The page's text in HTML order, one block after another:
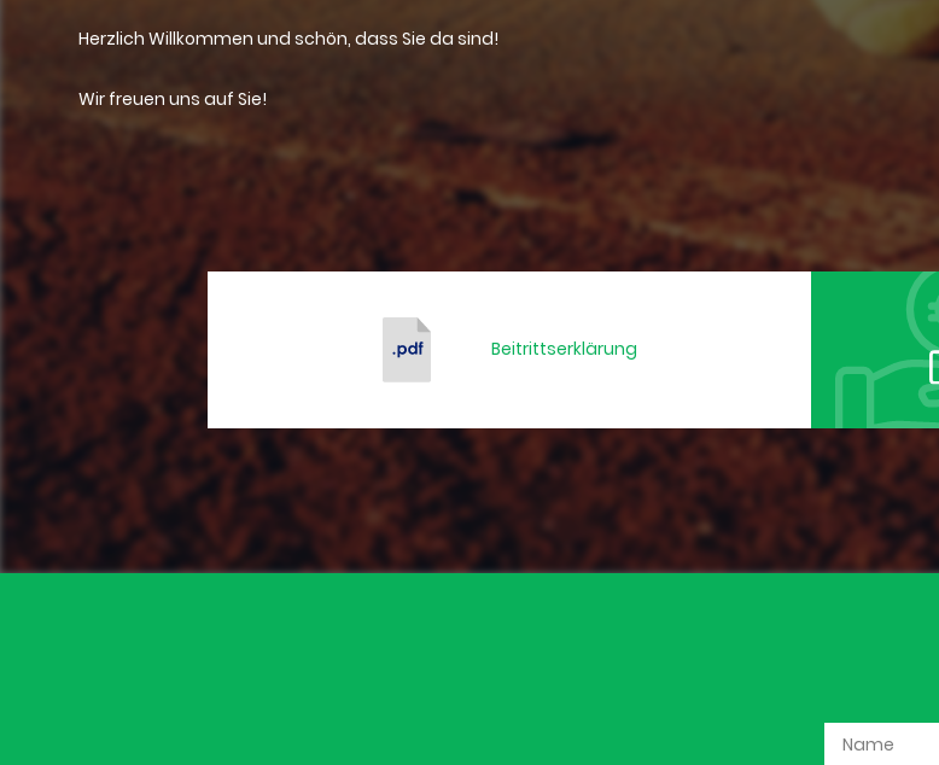
Herzlich Willkommen und schön, dass Sie da sind!
Wir freuen uns auf Sie!
Beitrittserklärung